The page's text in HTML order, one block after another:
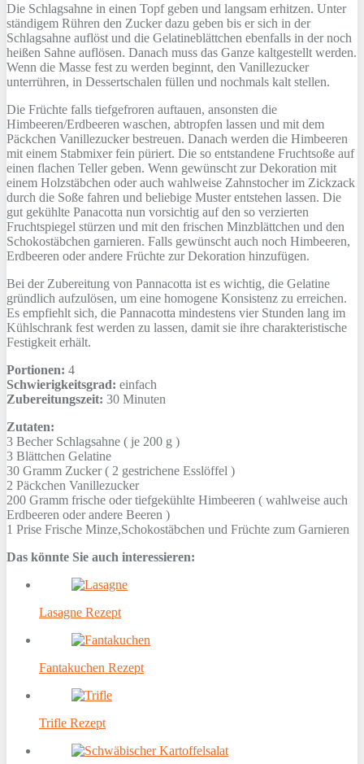
Die Schlagsahne in einen Topf geben und langsam erhitzen. Unter
ständigem Rühren den Zucker dazu geben bis er sich in der
Schlagsahne auflöst und die Gelatineblättchen ebenfalls in der noch
heißen Sahne auflösen. Danach muss das Ganze kaltgestellt werden.
Wenn die Masse fest zu werden beginnt, den Vanillezucker
unterrühren, in Dessertschalen füllen und nochmals kalt stellen.
Die Früchte falls tiefgefroren auftauen, ansonsten die
Himbeeren/Erdbeeren waschen, abtropfen lassen und mit dem
Päckchen Vanillezucker bestreuen. Danach werden die Himbeeren
mit einem Stabmixer fein püriert. Die so entstandene Fruchtsoße auf
einen flachen Teller geben. Wenn gewünscht zur Dekoration mit
einem Holzstäbchen oder auch wahlweise Zahnstocher im Zickzack
durch die Soße fahren und beliebige Muster entstehen lassen. Die
gut gekühlte Panacotta nun vorsichtig auf den so verzierten
Fruchtspiegel stürzen und mit den frischen Minzblättchen und den
Schokostäbchen garnieren. Falls gewünscht auch noch Himbeeren,
Erdbeeren oder andere Früchte zur Dekoration hinzufügen.
Bei der Zubereitung von Pannacotta ist es wichtig, die Gelatine
gründlich aufzulösen, um eine homogene Konsistenz zu erreichen.
Es empfiehlt sich, die Pannacotta mindestens vier Stunden lang im
Kühlschrank fest werden zu lassen, damit sie ihre charakteristische
Festigkeit erhält.
Portionen: 4
Schwierigkeitsgrad: einfach
Zubereitungszeit: 30 Minuten
Zutaten:
3 BecherSchlagsahne ( je 200 g )
3 Blättchen Gelatine
30 Gramm Zucker ( 2 gestrichene Esslöffel )
2 Päckchen Vanillezucker
200 Gramm frische oder tiefgekühlte Himbeeren ( wahlweise auch
Erdbeeren oder andere Beeren )
1 Prise Frische Minze,Schokostäbchen und Früchte zum Garnieren
Das könnte Sie auch interessieren:
Lasagne Rezept
Fantakuchen Rezept
Trifle Rezept